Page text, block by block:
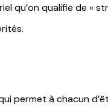
qu’on qualifie de «
permet à chacun